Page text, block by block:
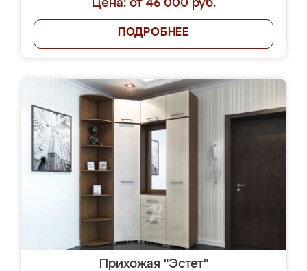
Цена: от 46 000 руб.
ПОДРОБНЕЕ
Прихожая "Эстет"